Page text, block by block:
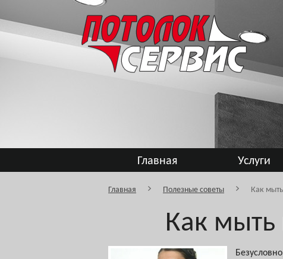
Главная Услуги
Главная Полезные советы Как
Как мыть